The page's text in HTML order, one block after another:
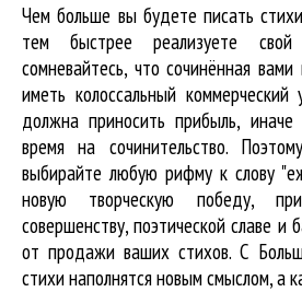
Чем больше вы будете писать
тем быстрее реализуете
сомневайтесь, что сочинённая
иметь колоссальный
должна приносить прибыль,
время на сочинительство.
выбирайте любую рифму к слову
новую творческую победу,
совершенству, поэтической славе и
от продажи ваших стихов. С
стихи наполнятся новым смыслом, а